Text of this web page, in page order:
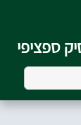
ספציפי